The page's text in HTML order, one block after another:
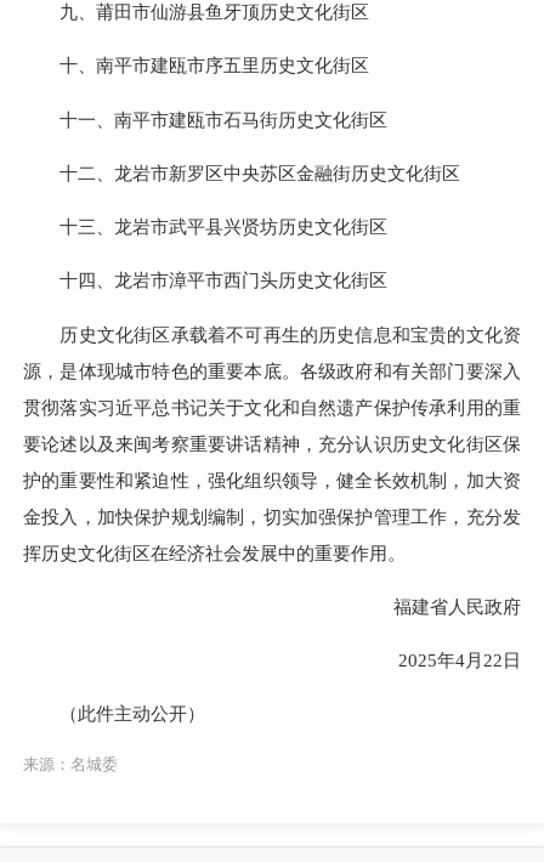
九、莆田市仙游县鱼牙顶历史文化街区
十、南平市建瓯市序五里历史文化街区
十一、南平市建瓯市石马街历史文化街区
十二、龙岩市新罗区中央苏区金融街历史文化街区
十三、龙岩市武平县兴贤坊历史文化街区
十四、龙岩市漳平市西门头历史文化街区
历史文化街区承载着不可再生的历史信息和宝贵的文化资
源，是体现城市特色的重要本底。各级政府和有关部门要深入
贯彻落实习近平总书记关于文化和自然遗产保护传承利用的重
要论述以及来闽考察重要讲话精神，充分认识历史文化街区保
护的重要性和紧迫性，强化组织领导，健全长效机制，加大资
金投入，加快保护规划编制，切实加强保护管理工作，充分发
挥历史文化街区在经济社会发展中的重要作用。
福建省人民政府
2025年4月22日
（此件主动公开）
来源：名城委